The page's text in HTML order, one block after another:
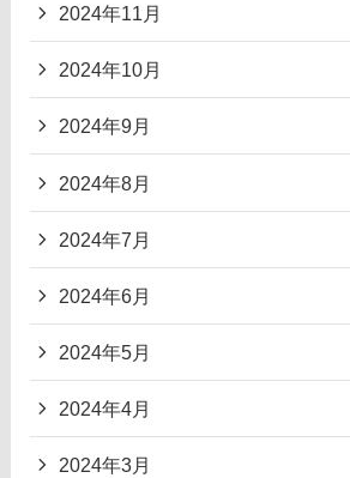
2024年11月
2024年10月
2024年9月
2024年8月
2024年7月
2024年6月
2024年5月
2024年4月
2024年3月